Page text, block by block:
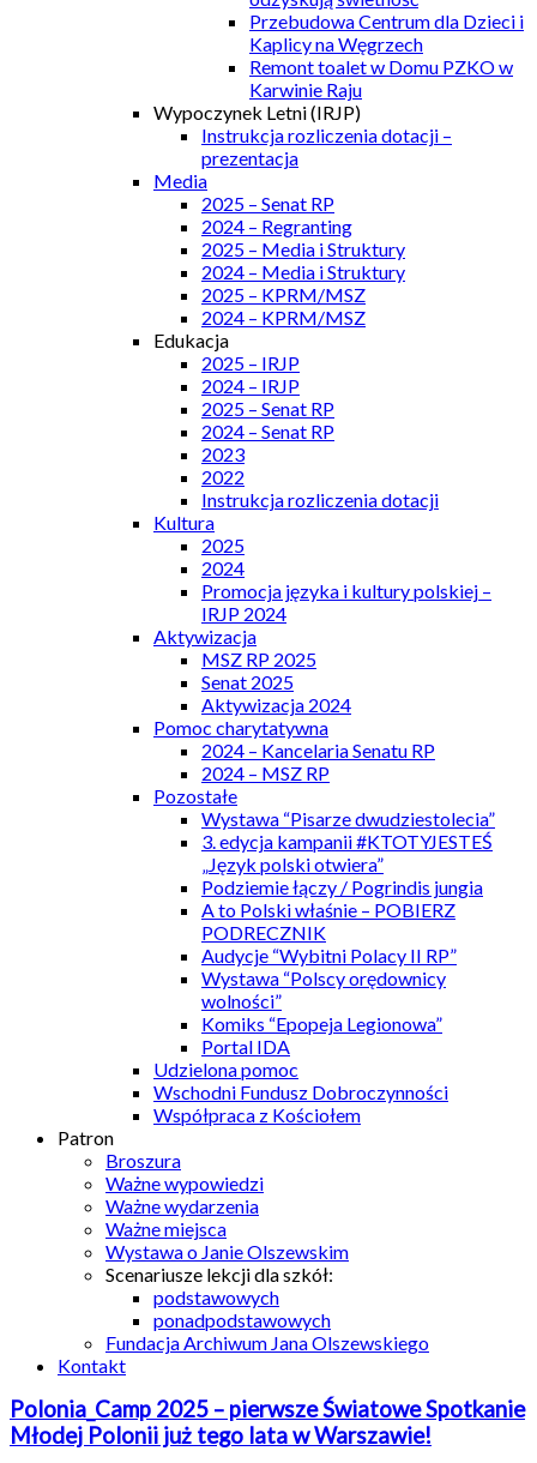
Przebudowa Centrum dla Dzieci i
Kaplicy na Węgrzech
Remont toalet w Domu PZKO w
Karwinie Raju
Wypoczynek Letni (IRJP)
Instrukcja rozliczenia dotacji –
prezentacja
Media
2025 – Senat RP
2024 – Regranting
2025 – Media i Struktury
2024 – Media i Struktury
2025 – KPRM/MSZ
2024 – KPRM/MSZ
Edukacja
2025 – IRJP
2024 – IRJP
2025 – Senat RP
2024 – Senat RP
2023
2022
Instrukcja rozliczenia dotacji
Kultura
2025
2024
Promocja języka i kultury polskiej –
IRJP 2024
Aktywizacja
MSZ RP 2025
Senat 2025
Aktywizacja 2024
Pomoc charytatywna
2024 – Kancelaria Senatu RP
2024 – MSZ RP
Pozostałe
Wystawa “Pisarze dwudziestolecia”
3. edycja kampanii #KTOTYJESTEŚ
„Język polski otwiera”
Podziemie łączy / Pogrindis jungia
A to Polski właśnie – POBIERZ
PODRECZNIK
Audycje “Wybitni Polacy II RP”
Wystawa “Polscy orędownicy
wolności”
Komiks “Epopeja Legionowa”
Portal IDA
Udzielona pomoc
Wschodni Fundusz Dobroczynności
Współpraca z Kościołem
Patron
Broszura
Ważne wypowiedzi
Ważne wydarzenia
Ważne miejsca
Wystawa o Janie Olszewskim
Scenariusze lekcji dla szkół:
podstawowych
ponadpodstawowych
Fundacja Archiwum Jana Olszewskiego
Kontakt
Polonia_Camp 2025 – pierwsze Światowe Spotkanie
Młodej Polonii już tego lata w Warszawie!